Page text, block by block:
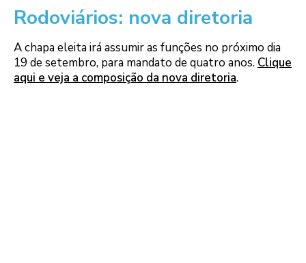
Rodoviários: nova diretoria
A chapa eleita irá assumir as funções no próximo dia
19 de setembro, para mandato de quatro anos. Clique
aqui e veja a composição da nova diretoria.